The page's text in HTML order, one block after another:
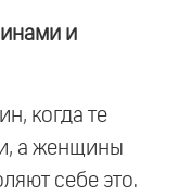
и
когда те
а женщины
себе это.